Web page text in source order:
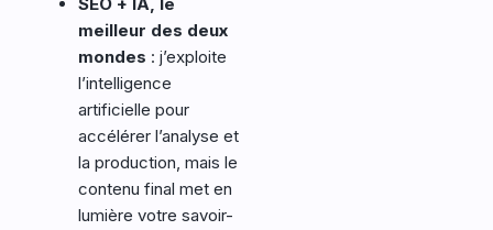
SEO + IA, le
meilleur des deux
mondes : j’exploite
l’intelligence
artificielle pour
accélérer l’analyse et
la production, mais le
contenu final met en
lumière votre savoir-